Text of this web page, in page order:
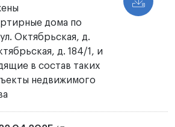
дома по
Октябрьская, д.
д. 184/1, и
в состав таких
недвижимого